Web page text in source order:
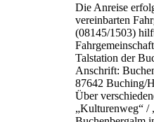
Die Anreise
vereinbarten
(08145/1503)
Talstation der
Anschrift:
87642 Buching/
Über
„Kulturenweg“ /